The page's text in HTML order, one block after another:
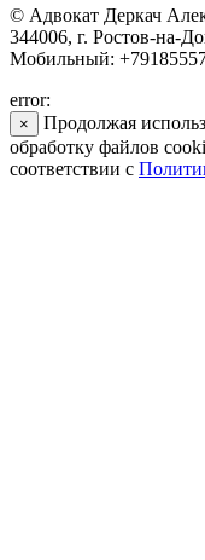
© Адвокат Деркач
344006, г. Ростов-на-
Мобильный:
error:
×
Продолжая
обработку файлов
соответствии с